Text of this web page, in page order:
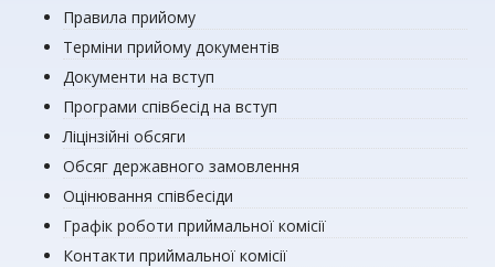
Правила прийому
Терміни прийому документів
Документи на вступ
Програми співбесід на вступ
Ліцінзійні обсяги
Обсяг державного замовлення
Оцінювання співбесіди
Графік роботи приймальної комісії
Контакти приймальної комісії